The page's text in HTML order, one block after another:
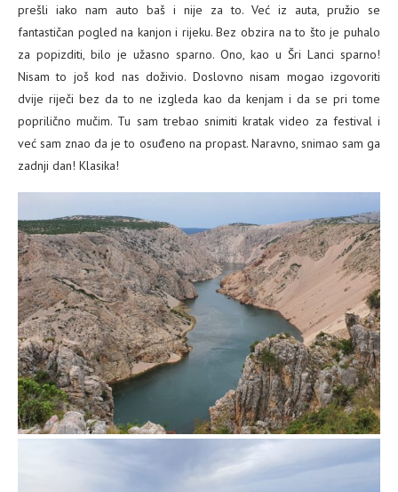
prešli iako nam auto baš i nije za to. Već iz auta, pružio se
fantastičan pogled na kanjon i rijeku. Bez obzira na to što je puhalo
za popizditi, bilo je užasno sparno. Ono, kao u Šri Lanci sparno!
Nisam to još kod nas doživio. Doslovno nisam mogao izgovoriti
dvije riječi bez da to ne izgleda kao da kenjam i da se pri tome
poprilično mučim. Tu sam trebao snimiti kratak video za festival i
već sam znao da je to osuđeno na propast. Naravno, snimao sam ga
zadnji dan! Klasika!